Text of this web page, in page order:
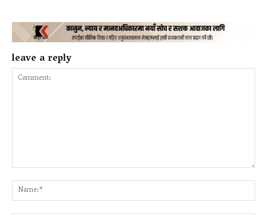
leave a reply